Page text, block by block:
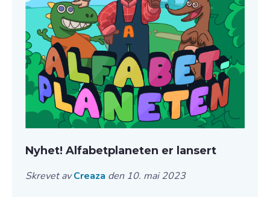
Nyhet! Alfabetplaneten er lansert
Skrevet avCreaza den 10. mai 2023